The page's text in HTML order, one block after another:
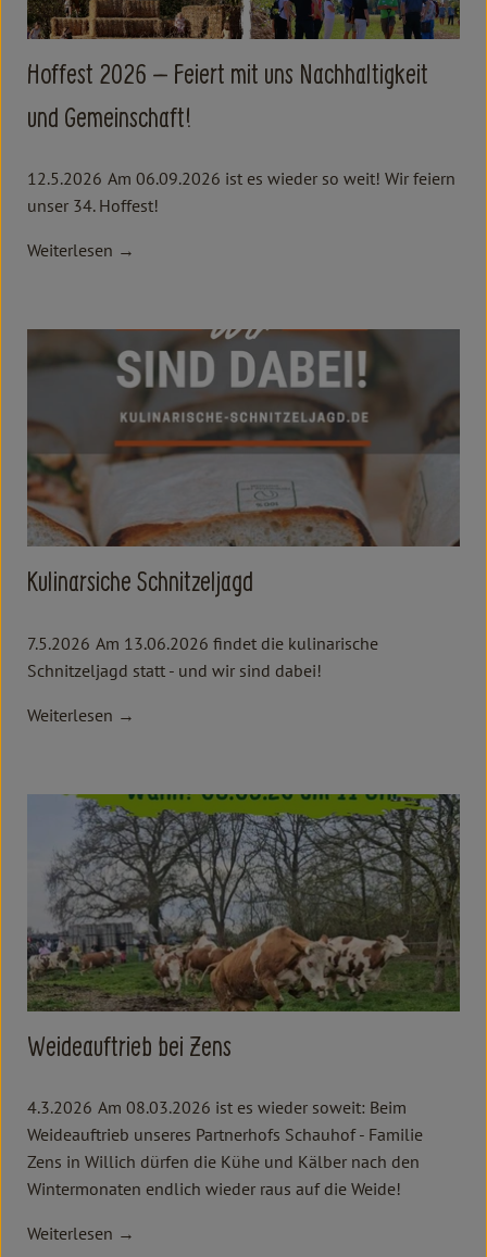
Hoffest 2026 – Feiert mit uns Nachhaltigkeit
und Gemeinschaft!
12.5.2026 Am 06.09.2026 ist es wieder so weit! Wir feiern
unser 34. Hoffest!
Weiterlesen →
Kulinarsiche Schnitzeljagd
7.5.2026 Am 13.06.2026 findet die kulinarische
Schnitzeljagd statt - und wir sind dabei!
Weiterlesen →
Weideauftrieb bei Zens
4.3.2026 Am 08.03.2026 ist es wieder soweit: Beim
Weideauftrieb unseres Partnerhofs Schauhof - Familie
Zens in Willich dürfen die Kühe und Kälber nach den
Wintermonaten endlich wieder raus auf die Weide!
Weiterlesen →